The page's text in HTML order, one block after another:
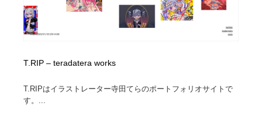
T.RIP – teradatera works
T.RIPはイラストレーター寺田てらのポートフォリオサイトで
す。...